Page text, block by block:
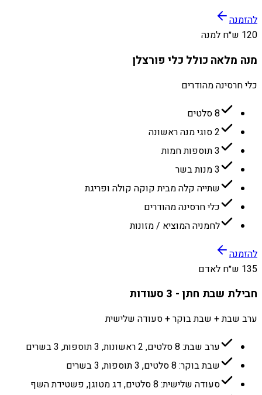
להזמנה
120 ש״ח למנה
מנה מלאה כולל כלי פורצלן
כלי חרסינה מהודרים
8 סלטים
2 סוגי מנה ראשונה
3 תוספות חמות
3 מנות בשר
שתייה קלה מבית קוקה קולה ופריגת
כלי חרסינה מהודרים
לחמניה המוציא / מזונות
להזמנה
135 ש״ח לאדם
חבילת שבת חתן - 3 סעודות
ערב שבת + שבת בוקר + סעודה שלישית
ערב שבת: 8 סלטים, 2 ראשונות, 3 תוספות, 3 בשרים
שבת בוקר: 8 סלטים, 3 תוספות, 3 בשרים
סעודה שלישית: 8 סלטים, דג מטוגן, פשטידת השף